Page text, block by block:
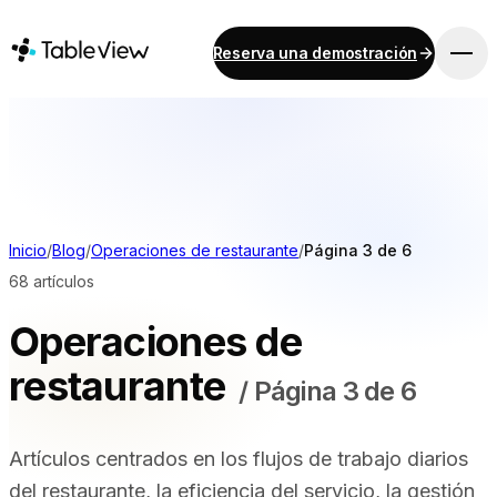
Reserva una demostración
Contabilidad
Pagos
Menú digital y pedidos por móvil
Instant Site
SOLUCIONES
Inicio/Blog/Operaciones de restaurante/Página 3 de 6
68 artículos
Operaciones de
restaurante / Página 3 de 6
Artículos centrados en los flujos de trabajo diarios
del restaurante, la eficiencia del servicio, la gestión